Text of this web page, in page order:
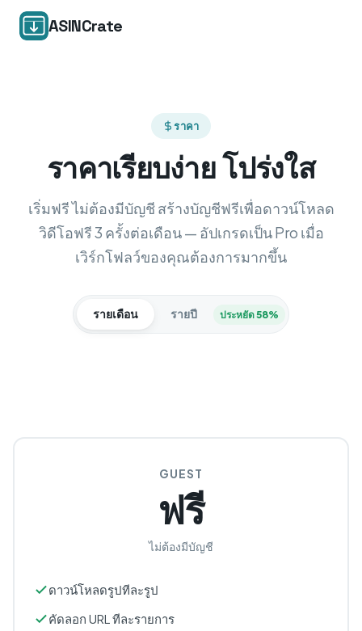
ASINCrate
ราคา
ราคาเรียบง่าย โปร่งใส
เริ่มฟรี ไม่ต้องมีบัญชี สร้างบัญชีฟรีเพื่อดาวน์โหลด
วิดีโอฟรี 3 ครั้งต่อเดือน — อัปเกรดเป็น Pro เมื่อ
เวิร์กโฟลว์ของคุณต้องการมากขึ้น
รายเดือน รายปี ประหยัด 58%
GUEST
ฟรี
ไม่ต้องมีบัญชี
ดาวน์โหลดรูปทีละรูป
คัดลอก URL ทีละรายการ